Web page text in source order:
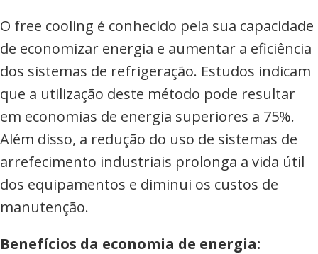
O free cooling é conhecido pela sua capacidade
de economizar energia e aumentar a eficiência
dos sistemas de refrigeração. Estudos indicam
que a utilização deste método pode resultar
em economias de energia superiores a 75%.
Além disso, a redução do uso de sistemas de
arrefecimento industriais prolonga a vida útil
dos equipamentos e diminui os custos de
manutenção.
Benefícios da economia de energia: